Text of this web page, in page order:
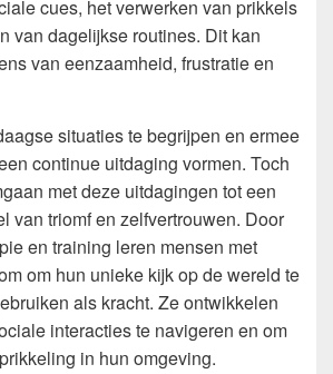
cues, het verwerken van prikkels
van dagelijkse routines. Dit kan
van eenzaamheid, frustratie en
situaties te begrijpen en ermee
continue uitdaging vormen. Toch
met deze uitdagingen tot een
van triomf en zelfvertrouwen. Door
en training leren mensen met
om hun unieke kijk op de wereld te
als kracht. Ze ontwikkelen
interacties te navigeren en om
in hun omgeving.